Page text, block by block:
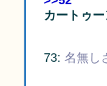
カートゥ
73: 名無し